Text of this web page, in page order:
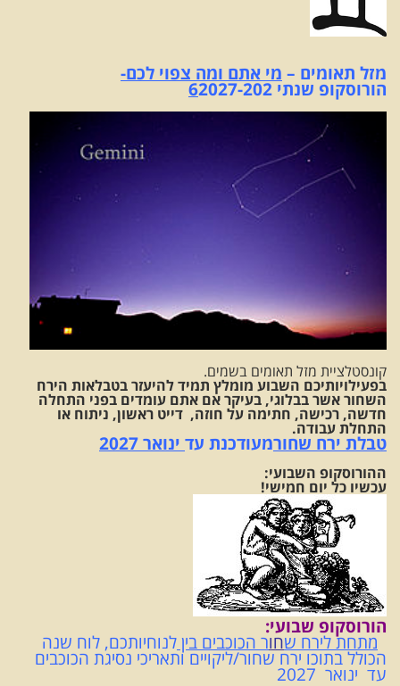
מזל תאומים – מי אתם ומה צפוי לכם-
הורוסקופ שנתי 2027-202 6
קונסטלציית מזל תאומים בשמים.
בפעילויותיכם השבוע מומלץ תמיד להיעזר בטבלאות הירח
השחור אשר בבלוגי, בעיקר אם אתם עומדים בפני התחלה
חדשה, רכישה, חתימה על חוזה, דייט ראשון, ניתוח או
התחלת עבודה.
טבלת ירח שחורמעודכנת עד ינואר 2027
ההורוסקופ השבועי:
עכשיו כל יום חמישי!
הורוסקופ שבועי:
מתחת לירח שחור הכוכבים בין לנוחיותכם, לוח שנה
הכולל בתוכו ירח שחור/ליקויים ותאריכי נסיגת הכוכבים
עד ינואר 2027